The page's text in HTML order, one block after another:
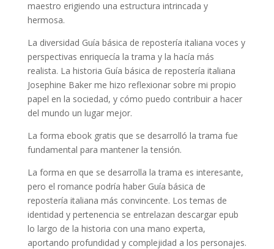
maestro erigiendo una estructura intrincada y
hermosa.
La diversidad Guía básica de repostería italiana voces y
perspectivas enriquecía la trama y la hacía más
realista. La historia Guía básica de repostería italiana
Josephine Baker me hizo reflexionar sobre mi propio
papel en la sociedad, y cómo puedo contribuir a hacer
del mundo un lugar mejor.
La forma ebook gratis que se desarrolló la trama fue
fundamental para mantener la tensión.
La forma en que se desarrolla la trama es interesante,
pero el romance podría haber Guía básica de
repostería italiana más convincente. Los temas de
identidad y pertenencia se entrelazan descargar epub
lo largo de la historia con una mano experta,
aportando profundidad y complejidad a los personajes.